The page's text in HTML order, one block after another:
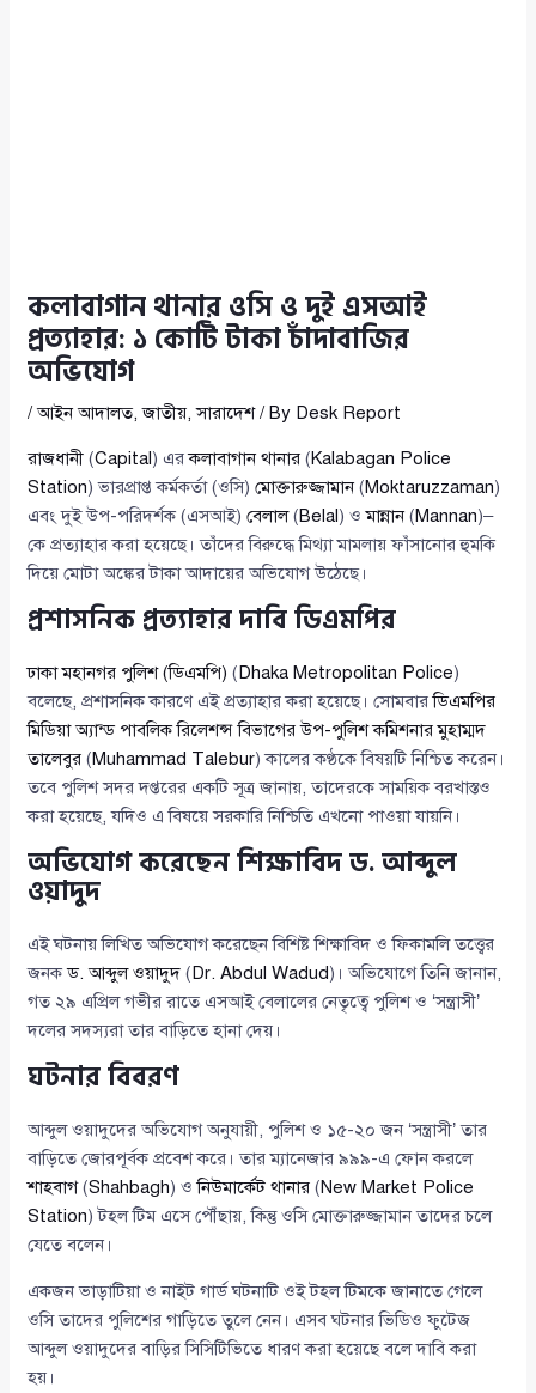
কলাবাগান থানার ওসি ও দুই এসআই
প্রত্যাহার: ১ কোটি টাকা চাঁদাবাজির
অভিযোগ
/আইন আদালত,জাতীয়,সারাদেশ/ By Desk Report
রাজধানী (Capital) এরকলাবাগান থানার (Kalabagan Police
Station) ভারপ্রাপ্ত কর্মকর্তা (ওসি)মোক্তারুজ্জামান(Moktaruzzaman)
এবং দুই উপ-পরিদর্শক (এসআই)বেলাল(Belal) ওমান্নান(Mannan)–
কে প্রত্যাহার করা হয়েছে। তাঁদের বিরুদ্ধে মিথ্যা মামলায় ফাঁসানোর হুমকি
দিয়ে মোটা অঙ্কের টাকা আদায়ের অভিযোগ উঠেছে।
প্রশাসনিক প্রত্যাহার দাবি ডিএমপির
ঢাকা মহানগর পুলিশ (ডিএমপি) (Dhaka Metropolitan Police)
বলেছে, প্রশাসনিক কারণে এই প্রত্যাহার করা হয়েছে। সোমবারডিএমপির
মিডিয়া অ্যান্ড পাবলিক রিলেশন্স বিভাগের উপ-পুলিশ কমিশনার মুহাম্মদ
তালেবুর (Muhammad Talebur) কালের কণ্ঠকে বিষয়টি নিশ্চিত করেন।
তবে পুলিশ সদর দপ্তরের একটি সূত্র জানায়, তাদেরকে সাময়িক বরখাস্তও
করা হয়েছে, যদিও এ বিষয়ে সরকারি নিশ্চিতি এখনো পাওয়া যায়নি।
অভিযোগ করেছেন শিক্ষাবিদ ড. আব্দুল
ওয়াদুদ
এই ঘটনায় লিখিত অভিযোগ করেছেন বিশিষ্ট শিক্ষাবিদ ও ফিকামলি তত্ত্বের
জনকড. আব্দুল ওয়াদুদ (Dr. Abdul Wadud)। অভিযোগে তিনি জানান,
গত ২৯ এপ্রিল গভীর রাতে এসআই বেলালের নেতৃত্বে পুলিশ ও ‘সন্ত্রাসী’
দলের সদস্যরা তার বাড়িতে হানা দেয়।
ঘটনার বিবরণ
আব্দুল ওয়াদুদের অভিযোগ অনুযায়ী, পুলিশ ও ১৫-২০ জন ‘সন্ত্রাসী’ তার
বাড়িতে জোরপূর্বক প্রবেশ করে। তার ম্যানেজার ৯৯৯-এ ফোন করলে
শাহবাগ(Shahbagh) ওনিউমার্কেট থানার (New Market Police
Station) টহল টিম এসে পৌঁছায়, কিন্তু ওসি মোক্তারুজ্জামান তাদের চলে
যেতে বলেন।
একজন ভাড়াটিয়া ও নাইট গার্ড ঘটনাটি ওই টহল টিমকে জানাতে গেলে
ওসি তাদের পুলিশের গাড়িতে তুলে নেন। এসব ঘটনার ভিডিও ফুটেজ
আব্দুল ওয়াদুদের বাড়ির সিসিটিভিতে ধারণ করা হয়েছে বলে দাবি করা
হয়।